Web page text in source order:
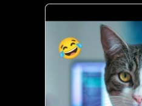
Helga & Marianne